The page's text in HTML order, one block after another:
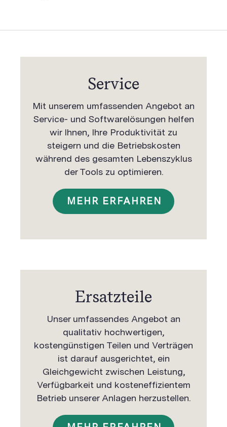
Service
Mit unserem umfassenden Angebot an
Service- und Softwarelösungen helfen
wir Ihnen, Ihre Produktivität zu
steigern und die Betriebskosten
während des gesamten Lebenszyklus
der Tools zu optimieren.
MEHR ERFAHREN
Ersatzteile
Unser umfassendes Angebot an
qualitativ hochwertigen,
kostengünstigen Teilen und Verträgen
ist darauf ausgerichtet, ein
Gleichgewicht zwischen Leistung,
Verfügbarkeit und kosteneffizientem
Betrieb unserer Anlagen herzustellen.